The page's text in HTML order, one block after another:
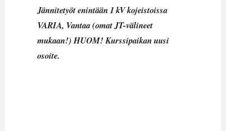
Jännitetyöt enintään 1 kV kojeistoissa
VARIA, Vantaa (omat JT-välineet
mukaan!) HUOM! Kurssipaikan uusi
osoite.